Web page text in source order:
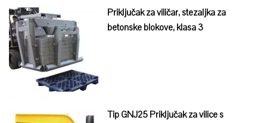
Priključak za viličar, stezaljka za
betonske blokove, klasa 3
Tip GNJ25 Priključak za vilice s